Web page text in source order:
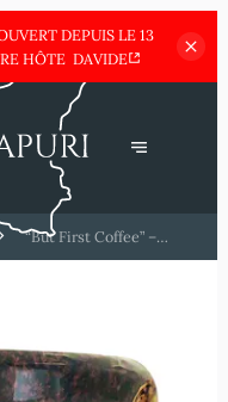
DEPUIS LE 13
HÔTE DAVIDE
“But First Coffee” –
L’édition moderne et